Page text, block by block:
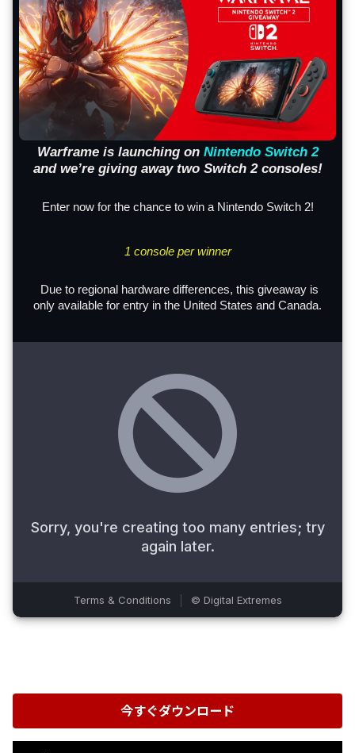
今すぐダウンロード